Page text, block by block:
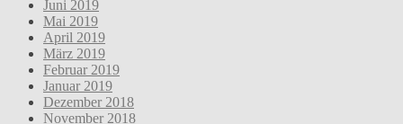
Juni 2019
Mai 2019
April 2019
März 2019
Februar 2019
Januar 2019
Dezember 2018
November 2018